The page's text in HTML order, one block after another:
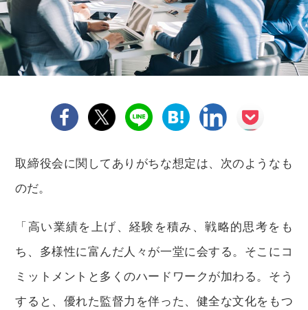
取締役会に関してありがちな想定は、次のようなも
のだ。
「高い業績を上げ、経験を積み、戦略的思考をも
ち、多様性に富んだ人々が一堂に会する。そこにコ
ミットメントと多くのハードワークが加わる。そう
すると、優れた監督力を伴った、健全な文化をもつ